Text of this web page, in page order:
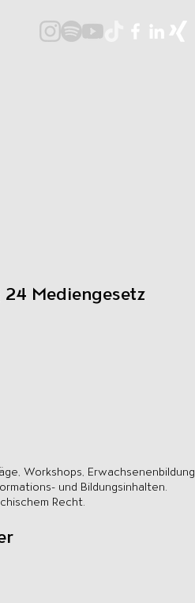
24 Mediengesetz
Workshops, Erwachsenenbildung
und Bildungsinhalten.
Recht.